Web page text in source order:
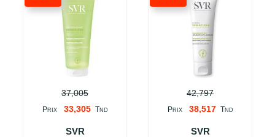
37,005
PRIX 33,305 TND
SVR
42,797
PRIX 38,517 TND
SVR